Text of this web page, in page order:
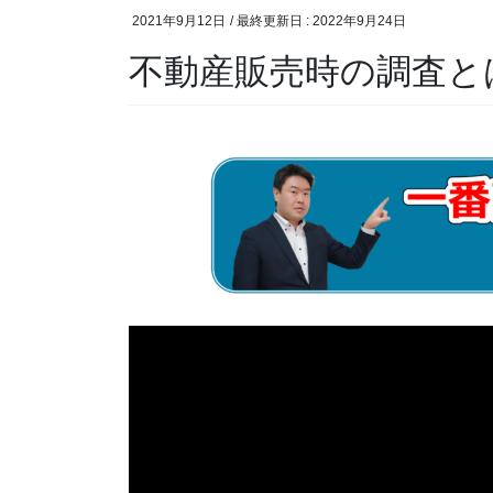
2021年9月12日 / 最終更新日 : 2022年9月24日
不動産販売時の調査と